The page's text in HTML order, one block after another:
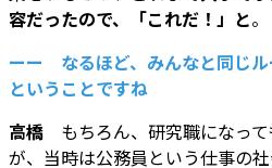
容だったので、「これだ！」と。
ーー なるほど、みんなと同じ
ということですね
高橋 もちろん、研究職になっ
が、当時は公務員という仕事の